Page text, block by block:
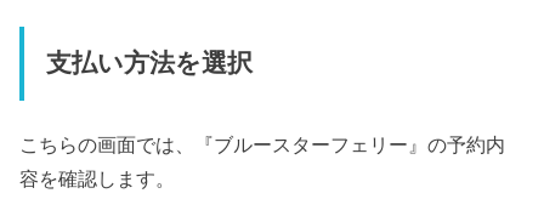
支払い方法を選択
こちらの画面では、『ブルースターフェリー』の予約内
容を確認します。